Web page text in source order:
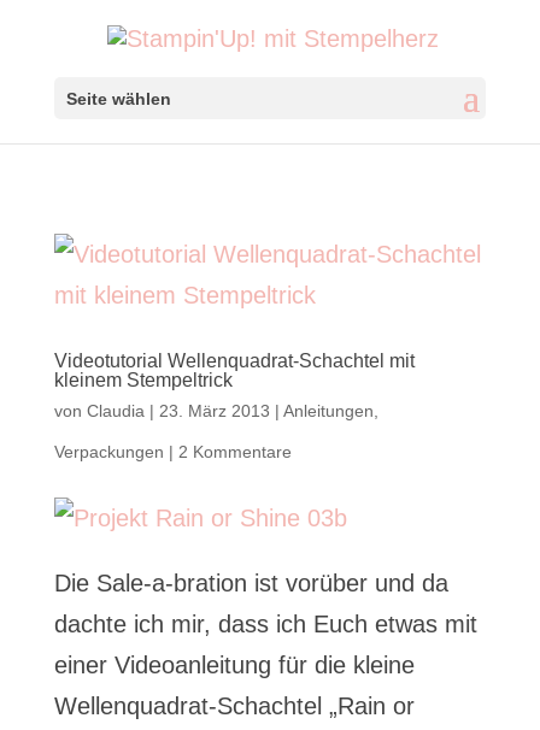
Seite wählen
Videotutorial Wellenquadrat-Schachtel mit
kleinem Stempeltrick
von Claudia | 23. März 2013 | Anleitungen
Verpackungen | 2 Kommentare
Die Sale-a-bration ist vorüber und da
dachte ich mir, dass ich Euch etwas mit
einer Videoanleitung für die kleine
Wellenquadrat-Schachtel „Rain or